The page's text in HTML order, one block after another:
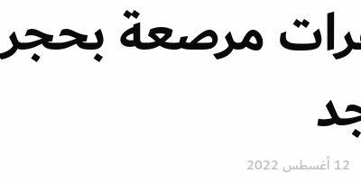
مرصعة بحجر
12 أغسطس 2022